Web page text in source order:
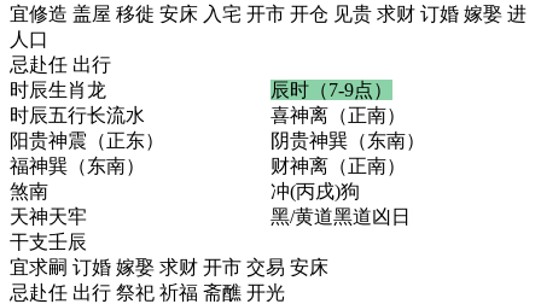
宜修造 盖屋 移徙 安床 入宅 开市 开仓 见贵 求财 订婚 嫁娶 进
人口
忌赴任 出行
辰时（7-9点）
时辰生肖龙
时辰五行长流水 喜神离（正南）
阳贵神震（正东） 阴贵神巽（东南）
福神巽（东南） 财神离（正南）
煞南 冲(丙戌)狗
天神天牢 黑/黄道黑道凶日
干支壬辰
宜求嗣 订婚 嫁娶 求财 开市 交易 安床
忌赴任 出行 祭祀 祈福 斋醮 开光